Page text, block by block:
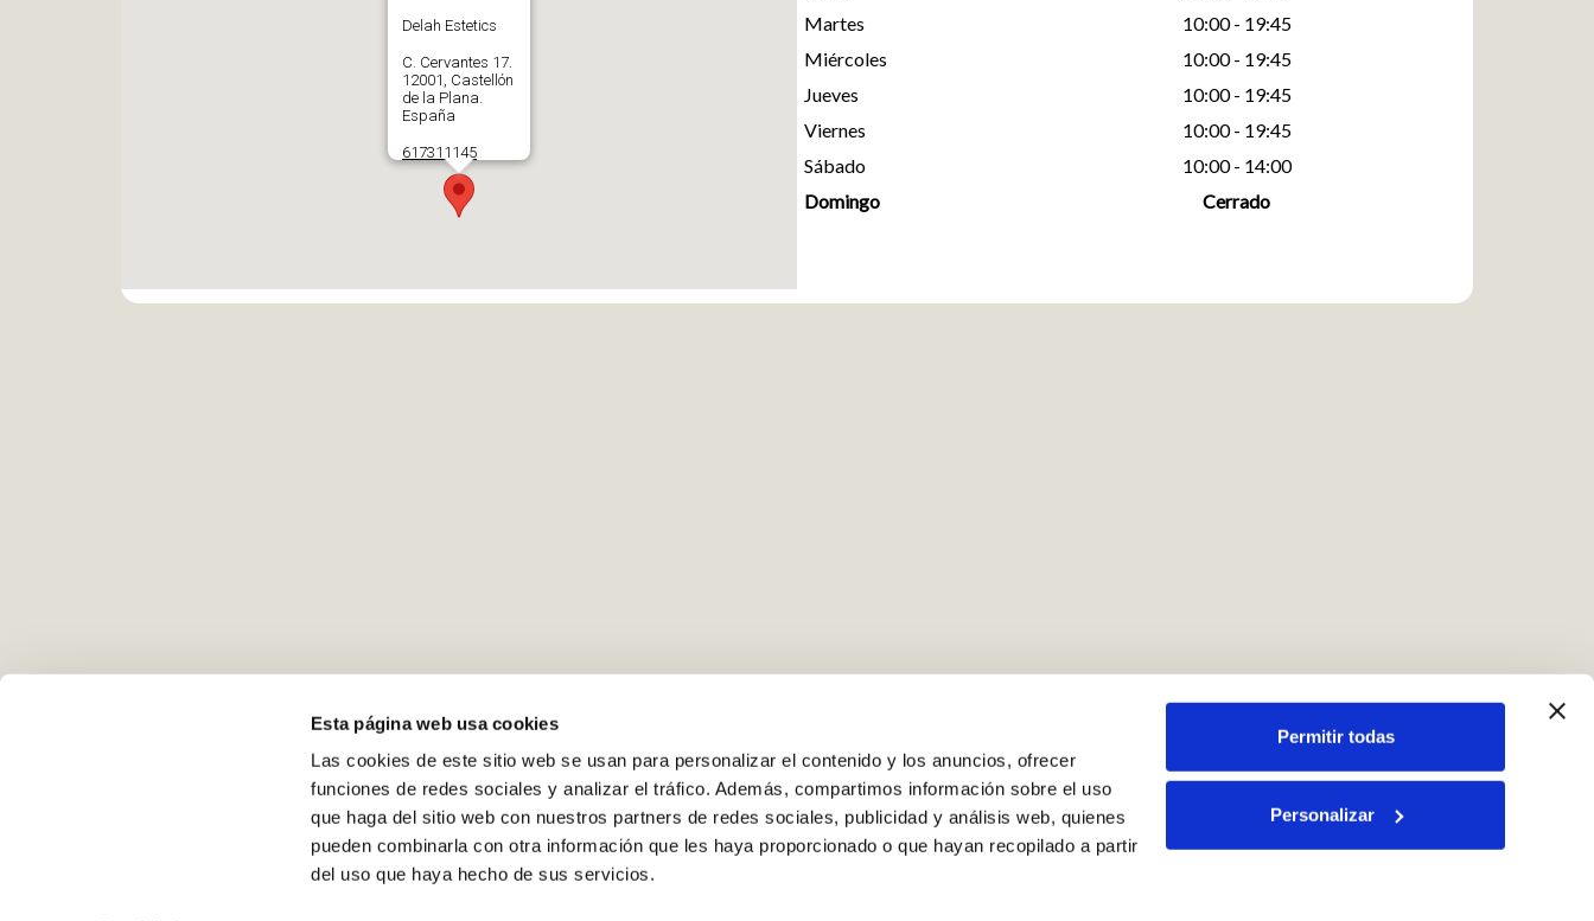
Esta página web usa cookies
Las cookies de este sitio web se usan para personalizar el contenido y los anuncios, ofrecer
funciones de redes sociales y analizar el tráfico. Además, compartimos información sobre el uso
que haga del sitio web con nuestros partners de redes sociales, publicidad y análisis web, quienes
pueden combinarla con otra información que les haya proporcionado o que hayan recopilado a partir
del uso que haya hecho de sus servicios.
Permitir todas
Personalizar
Delah Estetics
C. Cervantes 17.
12001, Castellón
de la Plana.
España
617311145
Abrir en Google
Martes
10:00 - 19:45
Miércoles
10:00 - 19:45
Jueves
10:00 - 19:45
Viernes
10:00 - 19:45
Sábado
10:00 - 14:00
Domingo
Cerrado